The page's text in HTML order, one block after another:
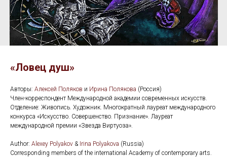
«Ловец душ»
Авторы: Алексей Поляков и Ирина Полякова (Россия)
Член-корреспондент Международной академии современных искусств.
Отделение: Живопись. Художник. Многократный лауреат международного
конкурса «Искусство. Совершенство. Признание». Лауреат
международной премии «Звезда Виртуоза».
Аuthor: Alexey Polyakov & Irina Polyakova (Russia)
Corresponding members of the international Academy of contemporary arts.